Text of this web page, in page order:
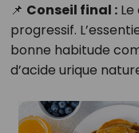
📌 Conseil final :Le
progressif.
bonne habitude
d’acide urique